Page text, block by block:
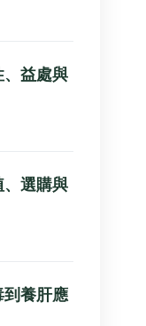
、益處與
、選購與
到養肝應